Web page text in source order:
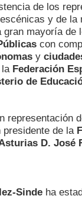
de los
y de la
gran mayoría de
con
y
la Federación
de
representación
presidente de la
D. José
Sinde ha